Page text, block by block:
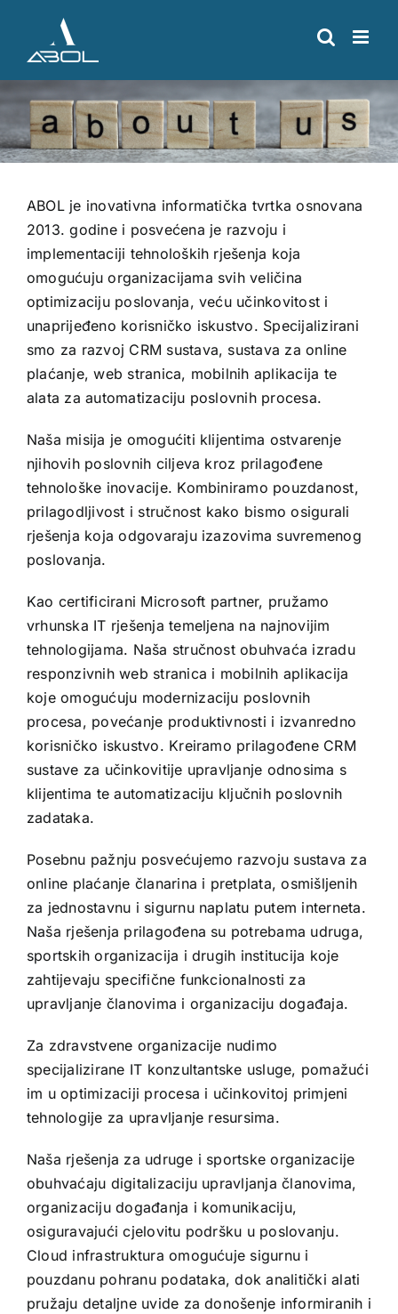
content
ABOL je inovativna informatička tvrtka osnovana
2013. godine i posvećena je razvoju i
implementaciji tehnoloških rješenja koja
omogućuju organizacijama svih veličina
optimizaciju poslovanja, veću učinkovitost i
unaprijeđeno korisničko iskustvo. Specijalizirani
smo za razvoj CRM sustava, sustava za online
plaćanje, web stranica, mobilnih aplikacija te
alata za automatizaciju poslovnih procesa.
Naša misija je omogućiti klijentima ostvarenje
njihovih poslovnih ciljeva kroz prilagođene
tehnološke inovacije. Kombiniramo pouzdanost,
prilagodljivost i stručnost kako bismo osigurali
rješenja koja odgovaraju izazovima suvremenog
poslovanja.
Kao certificirani Microsoft partner, pružamo
vrhunska IT rješenja temeljena na najnovijim
tehnologijama. Naša stručnost obuhvaća izradu
responzivnih web stranica i mobilnih aplikacija
koje omogućuju modernizaciju poslovnih
procesa, povećanje produktivnosti i izvanredno
korisničko iskustvo. Kreiramo prilagođene CRM
sustave za učinkovitije upravljanje odnosima s
klijentima te automatizaciju ključnih poslovnih
zadataka.
Posebnu pažnju posvećujemo razvoju sustava za
online plaćanje članarina i pretplata, osmišljenih
za jednostavnu i sigurnu naplatu putem interneta.
Naša rješenja prilagođena su potrebama udruga,
sportskih organizacija i drugih institucija koje
zahtijevaju specifične funkcionalnosti za
upravljanje članovima i organizaciju događaja.
Za zdravstvene organizacije nudimo
specijalizirane IT konzultantske usluge, pomažući
im u optimizaciji procesa i učinkovitoj primjeni
tehnologije za upravljanje resursima.
Naša rješenja za udruge i sportske organizacije
obuhvaćaju digitalizaciju upravljanja članovima,
organizaciju događanja i komunikaciju,
osiguravajući cjelovitu podršku u poslovanju.
Cloud infrastruktura omogućuje sigurnu i
pouzdanu pohranu podataka, dok analitički alati
pružaju detaljne uvide za donošenje informiranih i